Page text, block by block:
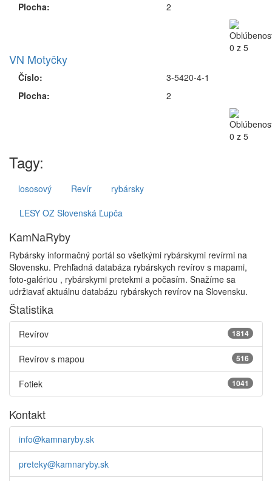
Plocha:
2
VN Motyčky
Číslo:
Plocha:
3-5420-4-1
2
Tagy:
lososový Revír
rybársky
LESY OZ Slovenská Ľupča
KamNaRyby
Rybársky informačný portál so všetkými rybárskymi revírmi na
Slovensku. Prehľadná databáza rybárskych revírov s mapami,
foto-galériou , rybárskymi pretekmi a počasím. Snažíme sa
udržiavať aktuálnu databázu rybárskych revírov na Slovensku.
Štatistika
1814
Revírov
516
Revírov s mapou
1041
Fotiek
Kontakt
info@kamnaryby.sk
preteky@kamnaryby.sk